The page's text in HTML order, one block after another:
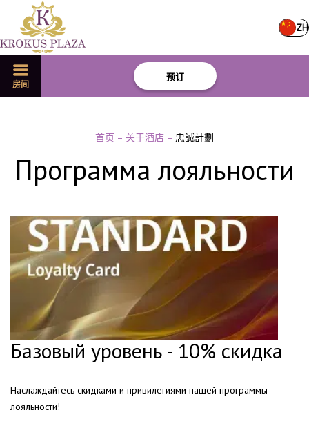
ZH
房间
预订
首页 – 关于酒店 – 忠誠計劃
Программа лояльности
Базовый уровень - 10% скидка
Наслаждайтесь скидками и привилегиями нашей программы
лояльности!